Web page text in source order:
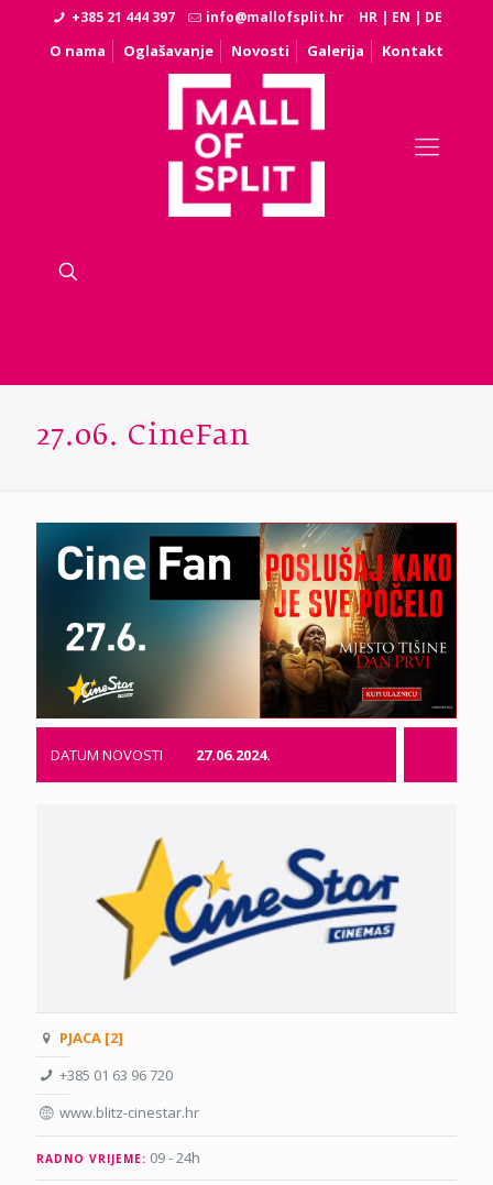
+385 21 444 397 info@mallofsplit.hr HR | EN | DE
O nama Oglašavanje Novosti Galerija Kontakt
27.06. CineFan
DATUM NOVOSTI 27.06.2024.
PJACA [2]
+385 01 63 96 720
www.blitz-cinestar.hr
RADNO VRIJEME: 09 - 24h